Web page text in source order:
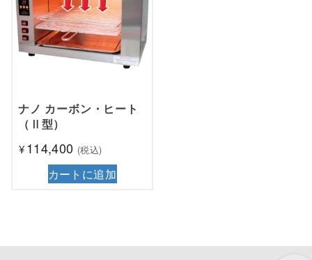
ナノ カーボン・ヒート
（Ⅱ型）
¥114,400 (税込)
カートに追加